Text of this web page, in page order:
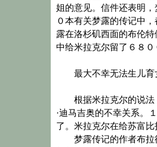
姐的意见。信件还表明
０本有关梦露的传记中
露在洛杉矶西面的布伦
中给米拉克尔留了６８
最大不幸无法生儿育
根据米拉克尔的说法
·迪马吉奥的不幸关系。
了。米拉克尔在给苏富
梦露传记的作者布拉